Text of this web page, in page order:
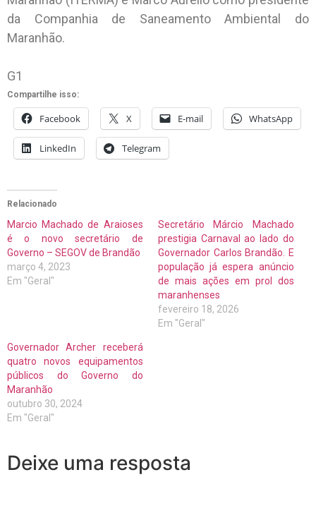
da Companhia de Saneamento Ambiental do
Maranhão.
G1
Compartilhe isso:
Facebook X E-mail WhatsApp
LinkedIn Telegram
Relacionado
Marcio Machado de Araioses
é o novo secretário de
Governo – SEGOV de Brandão
março 4, 2023
Em "Geral"
Secretário Márcio Machado
prestigia Carnaval ao lado do
Governador Carlos Brandão. E
população já espera anúncio
de mais ações em prol dos
maranhenses
fevereiro 18, 2026
Em "Geral"
Governador Archer receberá
quatro novos equipamentos
públicos do Governo do
Maranhão
outubro 30, 2024
Em "Geral"
Deixe uma resposta